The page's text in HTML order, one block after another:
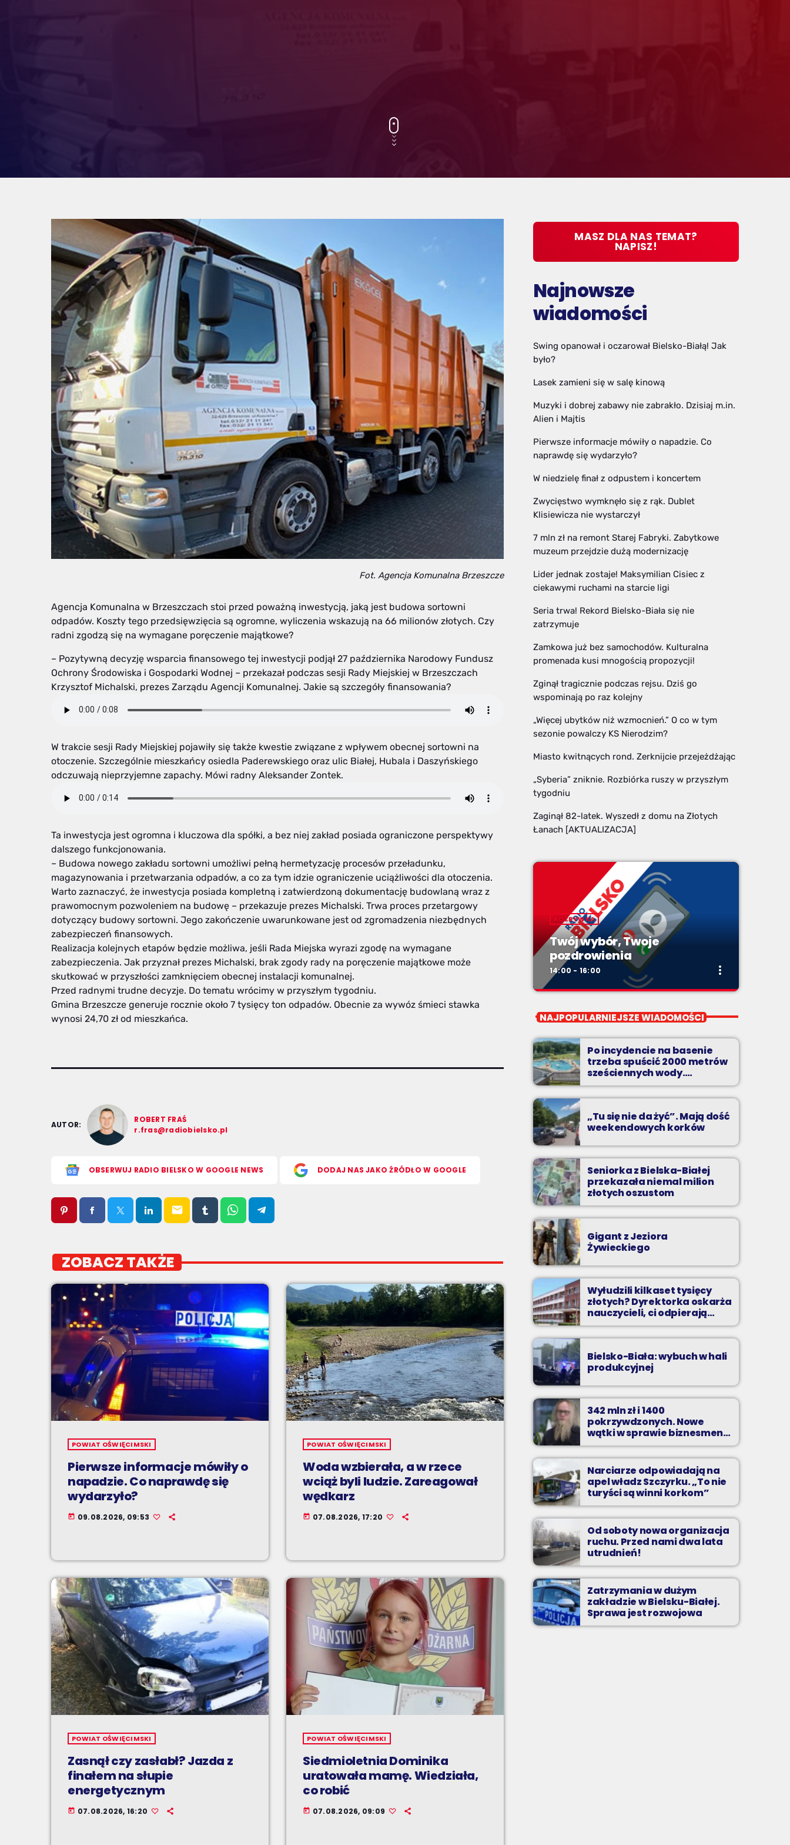
Fot. Agencja Komunalna Brzeszcze
Agencja Komunalna w Brzeszczach stoi przed poważną inwestycją, jaką jest budowa sortowni
odpadów. Koszty tego przedsięwzięcia są ogromne, wyliczenia wskazują na 66 milionów złotych. Czy
radni zgodzą się na wymagane poręczenie majątkowe?
– Pozytywną decyzję wsparcia finansowego tej inwestycji podjął 27 października Narodowy Fundusz
Ochrony Środowiska i Gospodarki Wodnej – przekazał podczas sesji Rady Miejskiej w Brzeszczach
Krzysztof Michalski, prezes Zarządu Agencji Komunalnej. Jakie są szczegóły finansowania?
W trakcie sesji Rady Miejskiej pojawiły się także kwestie związane z wpływem obecnej sortowni na
otoczenie. Szczególnie mieszkańcy osiedla Paderewskiego oraz ulic Białej, Hubala i Daszyńskiego
odczuwają nieprzyjemne zapachy. Mówi radny Aleksander Zontek.
Ta inwestycja jest ogromna i kluczowa dla spółki, a bez niej zakład posiada ograniczone perspektywy
dalszego funkcjonowania.
– Budowa nowego zakładu sortowni umożliwi pełną hermetyzację procesów przeładunku,
magazynowania i przetwarzania odpadów, a co za tym idzie ograniczenie uciążliwości dla otoczenia.
Warto zaznaczyć, że inwestycja posiada kompletną i zatwierdzoną dokumentację budowlaną wraz z
prawomocnym pozwoleniem na budowę – przekazuje prezes Michalski. Trwa proces przetargowy
dotyczący budowy sortowni. Jego zakończenie uwarunkowane jest od zgromadzenia niezbędnych
zabezpieczeń finansowych.
Realizacja kolejnych etapów będzie możliwa, jeśli Rada Miejska wyrazi zgodę na wymagane
zabezpieczenia. Jak przyznał prezes Michalski, brak zgody rady na poręczenie majątkowe może
skutkować w przyszłości zamknięciem obecnej instalacji komunalnej.
Przed radnymi trudne decyzje. Do tematu wrócimy w przyszłym tygodniu.
Gmina Brzeszcze generuje rocznie około 7 tysięcy ton odpadów. Obecnie za wywóz śmieci stawka
wynosi 24,70 zł od mieszkańca.
AUTOR:
ROBERT FRAŚ
r.fras@radiobielsko.pl
OBSERWUJ RADIO BIELSKO W GOOGLE NEWS DODAJ NAS JAKO ŹRÓDŁO W GOOGLE
email
ZOBACZ TAKŻE
POWIAT OŚWIĘCIMSKI
Pierwsze informacje mówiły o
napadzie. Co naprawdę się
wydarzyło?
today 09.08.2026, 09:53
POWIAT OŚWIĘCIMSKI
Woda wzbierała, a w rzece
wciąż byli ludzie. Zareagował
wędkarz
today 07.08.2026, 17:20
POWIAT OŚWIĘCIMSKI
Zasnął czy zasłabł? Jazda z
finałem na słupie
energetycznym
today 07.08.2026, 16:20
POWIAT OŚWIĘCIMSKI
Siedmioletnia Dominika
uratowała mamę. Wiedziała,
co robić
today 07.08.2026, 09:09
MASZ DLA NAS TEMAT?
NAPISZ!
Najnowsze
wiadomości
Swing opanował i oczarował Bielsko-Białą! Jak
było?
Lasek zamieni się w salę kinową
Muzyki i dobrej zabawy nie zabrakło. Dzisiaj m.in.
Alien i Majtis
Pierwsze informacje mówiły o napadzie. Co
naprawdę się wydarzyło?
W niedzielę finał z odpustem i koncertem
Zwycięstwo wymknęło się z rąk. Dublet
Klisiewicza nie wystarczył
7 mln zł na remont Starej Fabryki. Zabytkowe
muzeum przejdzie dużą modernizację
Lider jednak zostaje! Maksymilian Cisiec z
ciekawymi ruchami na starcie ligi
Seria trwa! Rekord Bielsko-Biała się nie
zatrzymuje
Zamkowa już bez samochodów. Kulturalna
promenada kusi mnogością propozycji!
Zginął tragicznie podczas rejsu. Dziś go
wspominają po raz kolejny
„Więcej ubytków niż wzmocnień.” O co w tym
sezonie powalczy KS Nierodzim?
Miasto kwitnących rond. Zerknijcie przejeżdżając
„Syberia” zniknie. Rozbiórka ruszy w przyszłym
tygodniu
Zaginął 82-latek. Wyszedł z domu na Złotych
Łanach [AKTUALIZACJA]
ROZRYWKA
Twój wybór, Twoje
pozdrowienia
14:00 - 16:00 more_vert
Twój wybór, Twoje
Niedziele od 14 do 16
Zadzwoń do nas, wybierz jedną z dwóch
muzycznych propozycji i pozdrów bliskich na
żywo w Radiu BIELSKO.
NAJPOPULARNIEJSZE WIADOMOŚCI
Po incydencie na basenie
trzeba spuścić 2000 metrów
sześciennych wody.
„Ogromne koszty i ogromna
praca”
„Tu się nie da żyć”. Mają dość
weekendowych korków
Seniorka z Bielska-Białej
przekazała niemal milion
złotych oszustom
Gigant z Jeziora
Żywieckiego
Wyłudzili kilkaset tysięcy
złotych? Dyrektorka oskarża
nauczycieli, ci odpierają
zarzuty
Bielsko-Biała: wybuch w hali
produkcyjnej
342 mln zł i 1400
pokrzywdzonych. Nowe
wątki w sprawie biznesmena
z Bielska-Białej
Narciarze odpowiadają na
apel władz Szczyrku. „To nie
turyści są winni korkom”
Od soboty nowa organizacja
ruchu. Przed nami dwa lata
utrudnień!
Zatrzymania w dużym
zakładzie w Bielsku-Białej.
Sprawa jest rozwojowa